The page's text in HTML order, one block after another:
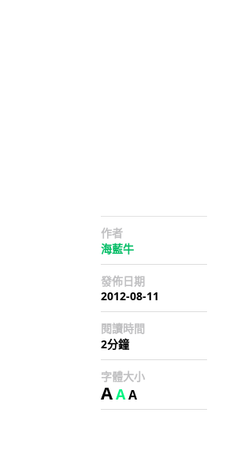
作者
海藍牛
發佈日期
2012-08-11
閱讀時間
2分鐘
字體大小
AAA